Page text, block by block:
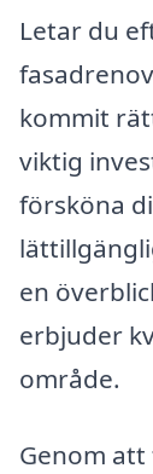
Letar du
kommit
viktig
försköna
en
erbjuder
område.
Genom